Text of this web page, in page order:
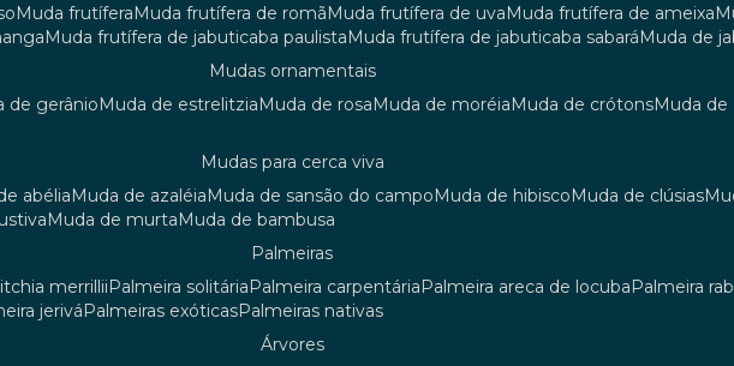
muda frutífera muda frutífera de romã muda frutífera de uva muda frutífera de ameixa
muda frutífera de jabuticaba paulista muda frutífera de jabuticaba sabará
muda de
mudas ornamentais
de gerânio muda de estrelitzia muda de rosa muda de moréia muda de crótons muda
mudas para cerca viva
de abélia muda de azaléia muda de sansão do campo muda de hibisco muda de clúsias
muda de murta
muda de bambusa
palmeiras
merrillii palmeira solitária palmeira carpentária palmeira areca de locuba
palmeira
jerivá palmeiras exóticas
palmeiras nativas
árvores